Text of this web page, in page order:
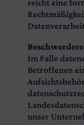
reicht eine
Im Falle
Betroffenen
unser